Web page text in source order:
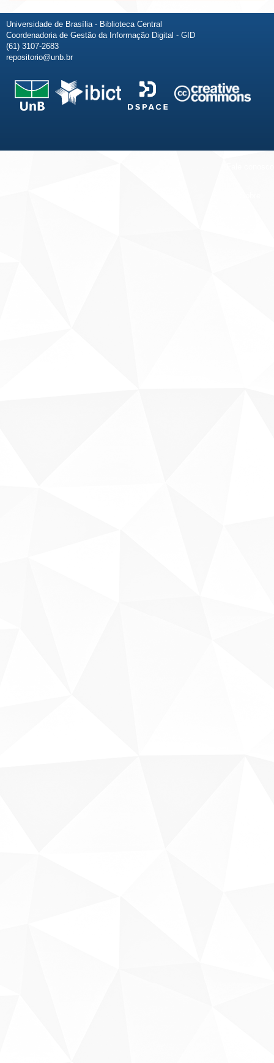
Universidade de Brasília - Biblioteca Central
Coordenadoria de Gestão da Informação Digital - GID
(61) 3107-2683
repositorio@unb.br